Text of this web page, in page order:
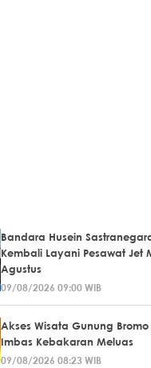
Bandara Husein
Kembali Layani Pesawat Jet
Agustus
09/08/2026 09:00 WIB
Akses Wisata Gunung Bromo
Imbas Kebakaran Meluas
09/08/2026 08:23 WIB